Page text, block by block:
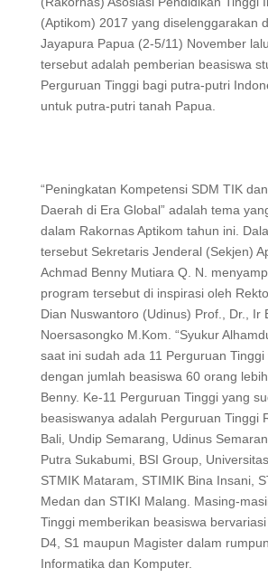
(Aptikom) 2017 yang diselenggarakan
Jayapura Papua (2-5/11) November
tersebut adalah pemberian beasiswa
Perguruan Tinggi bagi putra-putri
untuk putra-putri tanah Papua.
“Peningkatan Kompetensi SDM TIK
Daerah di Era Global” adalah tema
dalam Rakornas Aptikom tahun ini.
tersebut Sekretaris Jenderal (Sekjen)
Achmad Benny Mutiara Q. N.
program tersebut di inspirasi oleh
Dian Nuswantoro (Udinus) Prof., Dr., Ir
Noersasongko M.Kom. “Syukur
saat ini sudah ada 11 Perguruan
dengan jumlah beasiswa 60 orang
Benny. Ke-11 Perguruan Tinggi yang
beasiswanya adalah Perguruan Tinggi
Bali, Undip Semarang, Udinus
Putra Sukabumi, BSI Group,
STMIK Mataram, STIMIK Bina Insani,
Medan dan STIKI Malang. Masing-
Tinggi memberikan beasiswa bervariasi
D4, S1 maupun Magister dalam
Informatika dan Komputer.